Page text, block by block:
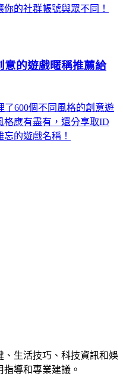
的社群帳號與眾不同！
意的遊戲暱稱推薦給
600個不同風格的創意遊
格應有盡有，還分享取ID
的遊戲名稱！
生活技巧、科技資訊和娛
導和專業建議。